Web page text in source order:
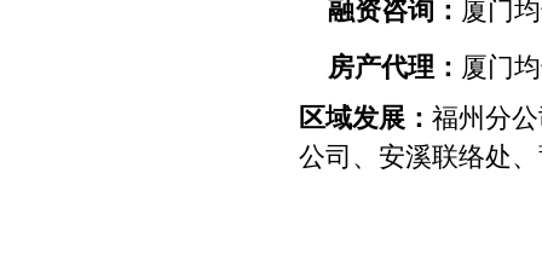
融资咨询： 厦门
房产代理： 厦门
区域发展： 福州分
公司、安溪联络处